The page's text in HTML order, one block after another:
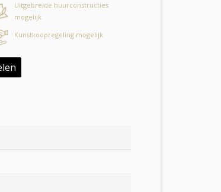
Uitgebreide huurconstructies
mogelijk
Kunstkoopregeling mogelijk